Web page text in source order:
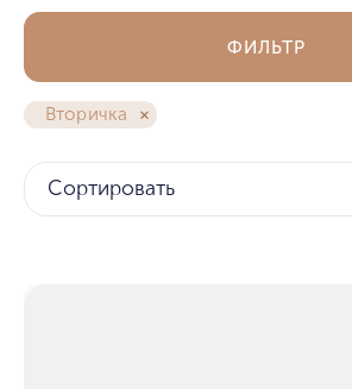
Вторичка
ФИЛЬТР
Сортировать